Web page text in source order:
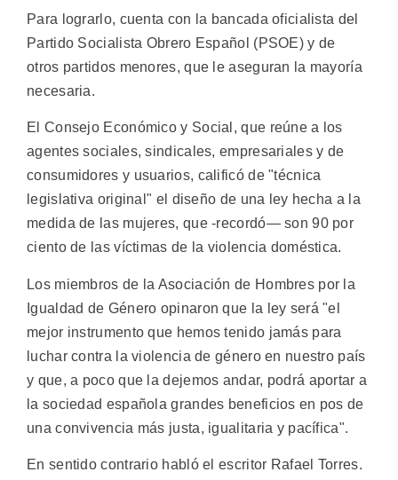
Para lograrlo, cuenta con la bancada oficialista del
Partido Socialista Obrero Español (PSOE) y de
otros partidos menores, que le aseguran la mayoría
necesaria.
El Consejo Económico y Social, que reúne a los
agentes sociales, sindicales, empresariales y de
consumidores y usuarios, calificó de "técnica
legislativa original" el diseño de una ley hecha a la
medida de las mujeres, que -recordó— son 90 por
ciento de las víctimas de la violencia doméstica.
Los miembros de la Asociación de Hombres por la
Igualdad de Género opinaron que la ley será "el
mejor instrumento que hemos tenido jamás para
luchar contra la violencia de género en nuestro país
y que, a poco que la dejemos andar, podrá aportar a
la sociedad española grandes beneficios en pos de
una convivencia más justa, igualitaria y pacífica".
En sentido contrario habló el escritor Rafael Torres.